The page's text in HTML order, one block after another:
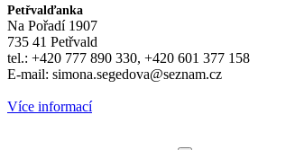
Petřvalďanka
Na Pořadí 1907
735 41 Petřvald
tel.: +420 777 890 330, +420 601 377 158
E-mail: simona.segedova@seznam.cz
Více informací